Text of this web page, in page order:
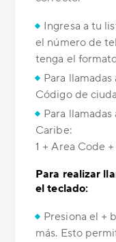
Ingresa a tu
el número de
tenga el
Para
Código de
Para llamadas
Caribe:
1 + Area Code
Para realizar
el teclado:
Presiona el +
más. Esto